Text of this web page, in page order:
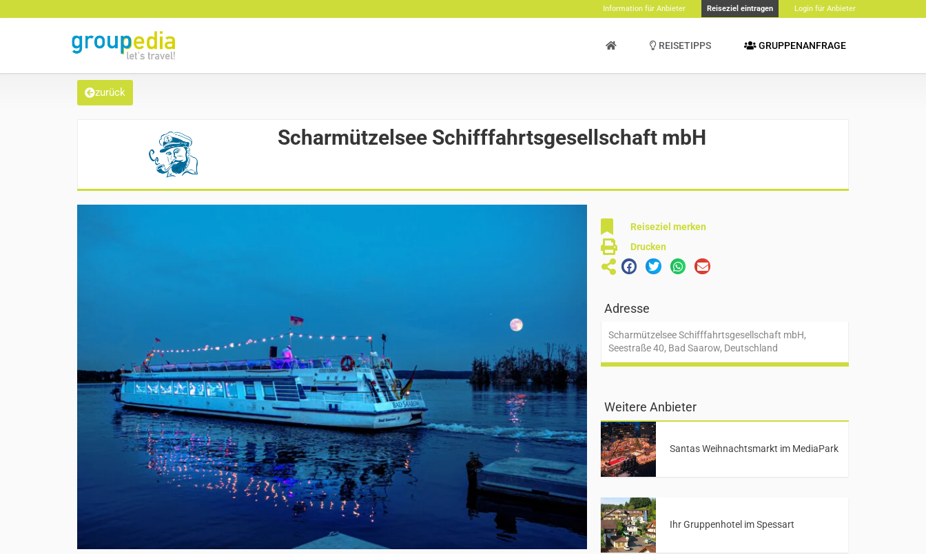
Information für Anbieter Reiseziel eintragen Login für Anbieter
REISETIPPS GRUPPENANFRAGE
zurück
Scharmützelsee Schifffahrtsgesellschaft mbH
Reiseziel merken
Drucken
Adresse
Scharmützelsee Schifffahrtsgesellschaft mbH,
Seestraße 40, Bad Saarow, Deutschland
Weitere Anbieter
Santas Weihnachtsmarkt im MediaPark
Ihr Gruppenhotel im Spessart